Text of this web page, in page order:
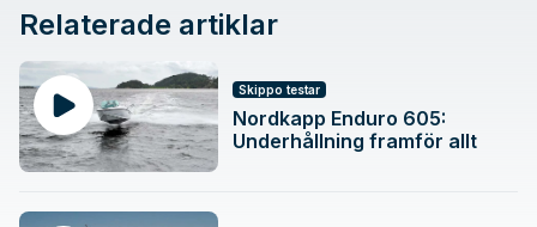
Relaterade artiklar
Skippo testar
Nordkapp Enduro 605:
Underhållning framför allt